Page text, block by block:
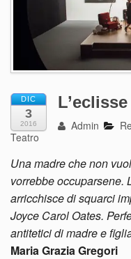
DIC
3
2016
L’eclisse
Admin
Teatro
Una madre che non
vorrebbe occuparsene.
arricchisce di squarci
Joyce Carol Oates.
antitetici di madre e
Maria Grazia Gregori